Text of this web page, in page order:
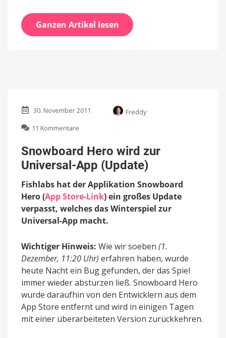
Ganzen Artikel lesen
30. November 2011
Freddy
11 Kommentare
Hero
wird
zur
App
(Update)
Snowboard Hero wird zur
Universal-App (Update)
Fishlabs hat der Applikation Snowboard
Hero (App Store-Link) ein großes Update
verpasst, welches das Winterspiel zur
Universal-App macht.
Wichtiger Hinweis: Wie wir soeben (1.
Dezember, 11:20 Uhr) erfahren haben, wurde
heute Nacht ein Bug gefunden, der das Spiel
immer wieder abstürzen ließ. Snowboard Hero
wurde daraufhin von den Entwicklern aus dem
App Store entfernt und wird in einigen Tagen
mit einer überarbeiteten Version zurückkehren.